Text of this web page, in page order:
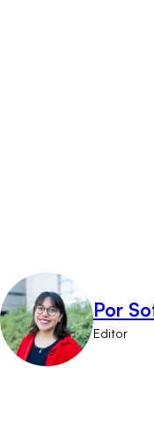
Por
Editor